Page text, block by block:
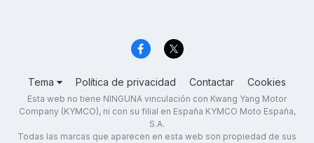
Tema Política de privacidad Contactar Cookies
Esta web no tiene NINGUNA vinculación con Kwang Yang Motor
Company (KYMCO), ni con su filial en España KYMCO Moto España,
S.A.
Todas las marcas que aparecen en esta web son propiedad de sus